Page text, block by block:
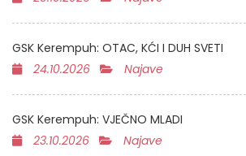
GSK Kerempuh: OTAC, KĆI I DUH SVETI
24.10.2026
Najave
GSK Kerempuh: VJEČNO MLADI
23.10.2026
Najave